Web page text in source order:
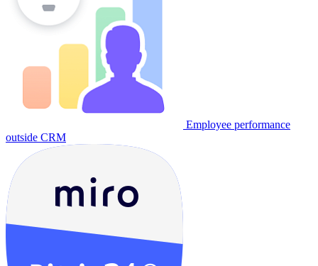
Employee performance
outside CRM